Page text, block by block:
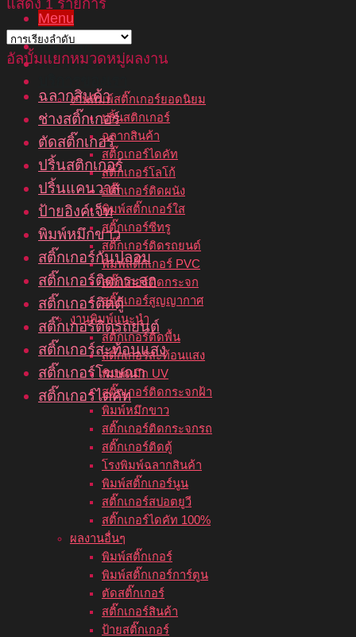
Menu
หน้าแรก
เกี่ยวกับเรา
งานพิมพ์สติ๊กเกอร์ยอดนิยม
ปริ้นสติกเกอร์
ฉลากสินค้า
สติ๊กเกอร์ไดคัท
สติ๊กเกอร์โลโก้
สติ๊กเกอร์ติดผนัง
พิมพ์สติ๊กเกอร์ใส
สติ๊กเกอร์ซีทรู
สติ๊กเกอร์ติดรถยนต์
พิมพ์สติ๊กเกอร์ PVC
สติ๊กเกอร์ติดกระจก
สติ๊กเกอร์สูญญากาศ
งานพิมพ์แนะนำ
สติ๊กเกอร์ติดพื้น
สติ๊กเกอร์สะท้อนแสง
พิมพ์หมึก UV
สติ๊กเกอร์ติดกระจกฝ้า
พิมพ์หมึกขาว
สติ๊กเกอร์ติดกระจกรถ
สติ๊กเกอร์ติดตู้
โรงพิมพ์ฉลากสินค้า
พิมพ์สติ๊กเกอร์นูน
สติ๊กเกอร์สปอตยูวี
สติ๊กเกอร์ไดคัท 100%
ผลงานอื่นๆ
พิมพ์สติ๊กเกอร์
พิมพ์สติ๊กเกอร์การ์ตูน
ตัดสติ๊กเกอร์
สติ๊กเกอร์สินค้า
ป้ายสติ๊กเกอร์
อัลบั้มแยกหมวดหมู่ผลงาน
ฉลากสินค้า
ช่างสติ๊กเกอร์
ตัดสติ๊กเกอร์
ปริ้นสติกเกอร์
ปริ้นแคนวาส
ป้ายอิงค์เจ็ท
พิมพ์หมึกขาว
สติ๊กเกอร์กันปลอม
สติ๊กเกอร์ติดกระจก
สติ๊กเกอร์ติดตู้
สติ๊กเกอร์ติดรถยนต์
สติ๊กเกอร์สะท้อนแสง
สติ๊กเกอร์โฆษณา
สติ๊กเกอร์ไดคัท